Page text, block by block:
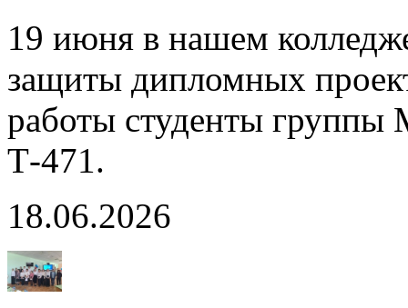
19 июня в нашем
защиты дипломных
работы студенты
Т-471.
18.06.2026